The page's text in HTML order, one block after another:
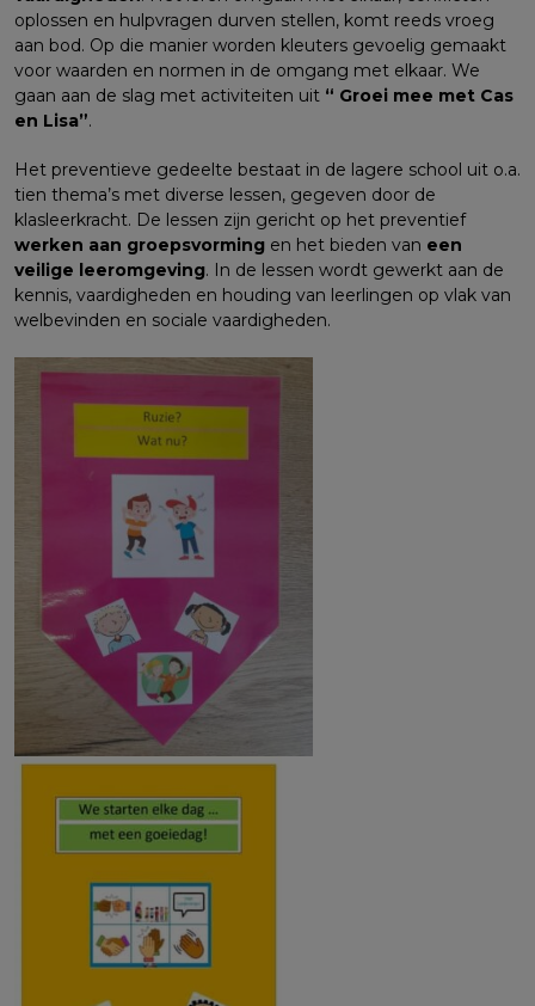
oplossen en hulpvragen durven stellen, komt reeds vroeg
aan bod. Op die manier worden kleuters gevoelig gemaakt
voor waarden en normen in de omgang met elkaar. We
gaan aan de slag met activiteiten uit “ Groei mee met Cas
en Lisa”.
Het preventieve gedeelte bestaat in de lagere school uit o.a.
tien thema’s met diverse lessen, gegeven door de
klasleerkracht. De lessen zijn gericht op het preventief
werken aan groepsvorming en het bieden van een
veilige leeromgeving. In de lessen wordt gewerkt aan de
kennis, vaardigheden en houding van leerlingen op vlak van
welbevinden en sociale vaardigheden.